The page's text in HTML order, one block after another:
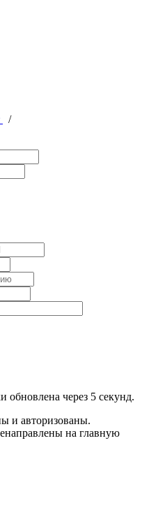
/
обновлена через 5 секунд.
и авторизованы.
на главную